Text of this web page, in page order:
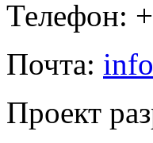
Телефон:
Почта:
Проект